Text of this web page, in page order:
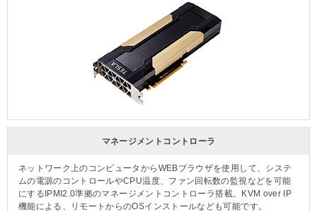
マネージメントコントローラ
ネットワーク上のコンピュータからWEBブラウザを使用して、システ
ムの電源のコントロールやCPU温度、ファン回転数の監視などを可能
にするIPMI2.0準拠のマネージメントコントローラ搭載。KVM over IP
機能による、リモートからのOSインストールなども可能です。